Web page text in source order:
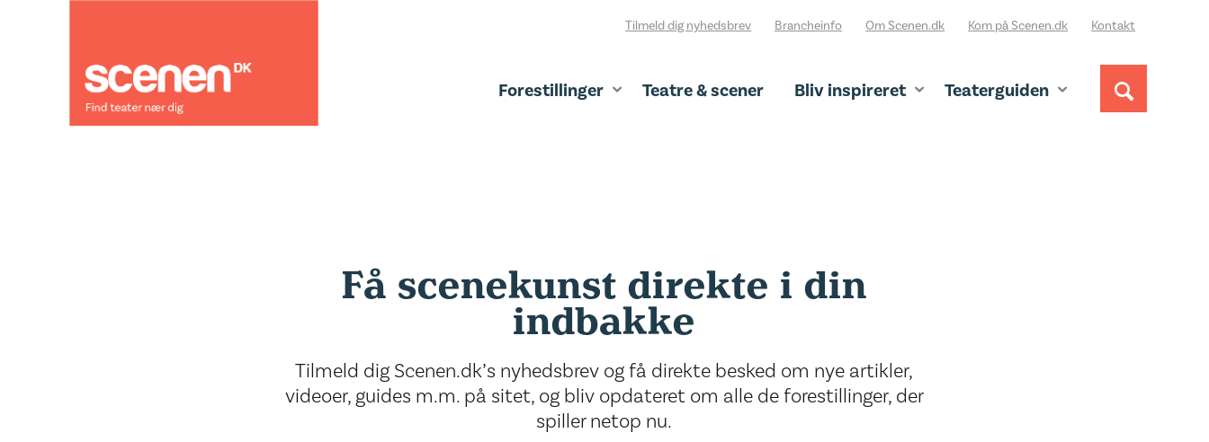
Tilmeld dig nyhedsbrev Brancheinfo Om Scenen.dk Kom på Scenen.dk Kontakt
Forestillinger Teatre & scener Bliv inspireret Teaterguiden
Få scenekunst direkte i din
indbakke
Tilmeld dig Scenen.dk’s nyhedsbrev og få direkte besked om nye artikler,
videoer, guides m.m. på sitet, og bliv opdateret om alle de forestillinger, der
spiller netop nu.